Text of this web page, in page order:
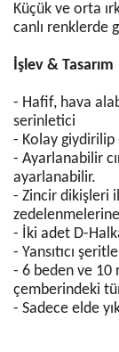
Küçük ve orta
canlı renklerde
İşlev & Tasarım
- Hafif, hava
serinletici
- Kolay giydirilip
- Ayarlanabilir
ayarlanabilir.
- Zincir dikişleri
- İki adet D-
- Yansıtıcı
- 6 beden ve 10
çemberindeki
- Sadece elde